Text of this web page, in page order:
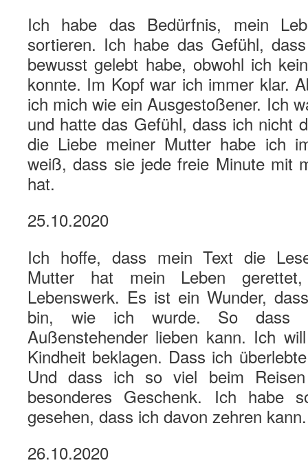
Ich habe das Bedürfnis, mein
sortieren. Ich habe das Gefühl,
bewusst gelebt habe, obwohl ich
konnte. Im Kopf war ich immer klar.
ich mich wie ein Ausgestoßener. Ich
und hatte das Gefühl, dass ich nicht
die Liebe meiner Mutter habe ich
weiß, dass sie jede freie Minute mit
hat.
25.10.2020
Ich hoffe, dass mein Text die
Mutter hat mein Leben
Lebenswerk. Es ist ein Wunder,
bin, wie ich wurde. So dass
Außenstehender lieben kann. Ich
Kindheit beklagen. Dass ich
Und dass ich so viel beim
besonderes Geschenk. Ich habe
gesehen, dass ich davon zehren kann.
26.10.2020